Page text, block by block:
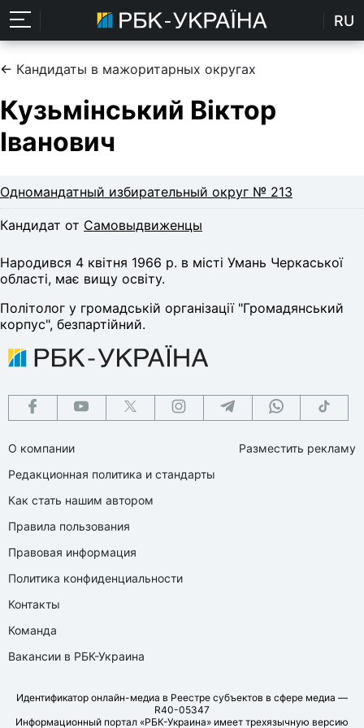
RU
← Кандидаты в мажоритарных округах
Кузьмінський Віктор
Іванович
Одномандатный избирательный округ № 213
Кандидат от Самовыдвиженцы
Народився 4 квiтня 1966 р. в місті Умань Черкаської
області, має вищу освіту.
Політолог у громадській організації "Громадянський
корпус", безпартійний.
О компании
Редакционная политика и стандарты
Как стать нашим автором
Правила пользования
Правовая информация
Политика конфиденциальности
Контакты
Команда
Вакансии в РБК-Украина
Разместить рекламу
Идентификатор онлайн-медиа в Реестре субъектов в сфере медиа —
R40-05347
Информационный портал «РБК-Украина» имеет трехязычную версию